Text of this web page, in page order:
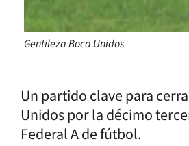
Gentileza Boca Unidos
Un partido clave para
Unidos por la décimo
Federal A de fútbol.